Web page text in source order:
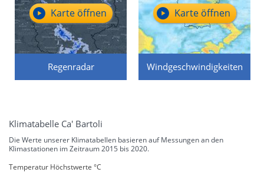
Regenradar
Karte öffnen
Windgeschwindigkeiten
Karte öffnen
Klimatabelle Ca' Bartoli
Die Werte unserer Klimatabellen basieren auf Messungen an den
Klimastationen im Zeitraum 2015 bis 2020.
Temperatur Höchstwerte °C